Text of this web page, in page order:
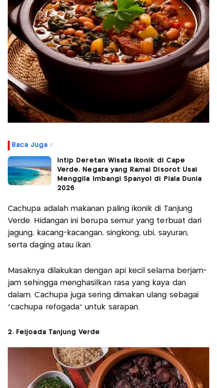
Baca Juga :
Intip Deretan Wisata Ikonik di Cape
Verde, Negara yang Ramai Disorot Usai
Menggila Imbangi Spanyol di Piala Dunia
2026
Cachupa adalah makanan paling ikonik di Tanjung
Verde. Hidangan ini berupa semur yang terbuat dari
jagung, kacang-kacangan, singkong, ubi, sayuran,
serta daging atau ikan.
Masaknya dilakukan dengan api kecil selama berjam-
jam sehingga menghasilkan rasa yang kaya dan
dalam. Cachupa juga sering dimakan ulang sebagai
“cachupa refogada” untuk sarapan.
2. Feijoada Tanjung Verde